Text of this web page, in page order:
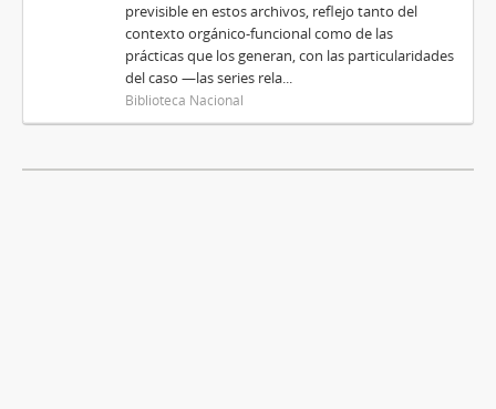
previsible en estos archivos, reflejo tanto del
contexto orgánico-funcional como de las
prácticas que los generan, con las particularidades
del caso —las series rela...
Biblioteca Nacional